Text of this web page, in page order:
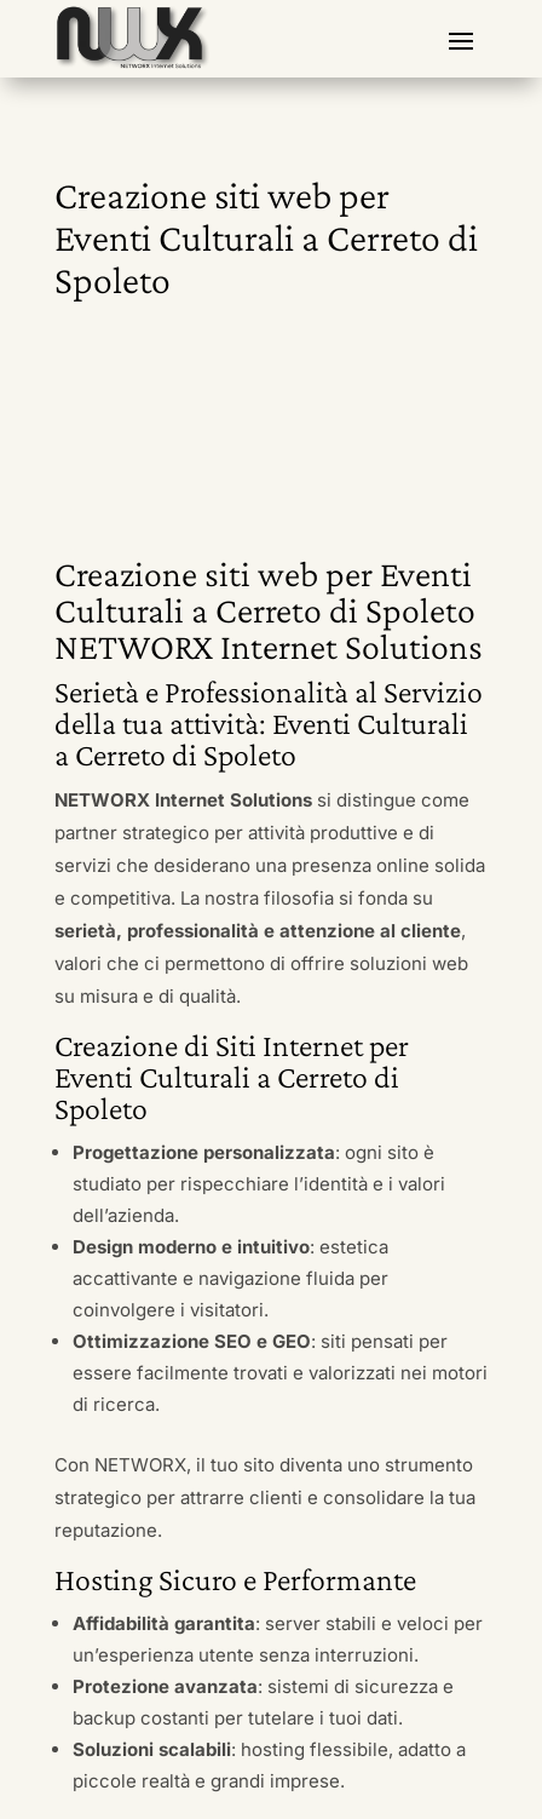
Creazione siti web per
Eventi Culturali a Cerreto di
Spoleto
Creazione siti web per Eventi
Culturali a Cerreto di Spoleto
NETWORX Internet Solutions
Serietà e Professionalità al Servizio
della tua attività: Eventi Culturali
a Cerreto di Spoleto
NETWORX Internet Solutionssi distingue come
partner strategico per attività produttive e di
servizi che desiderano una presenza online solida
e competitiva. La nostra filosofia si fonda su
serietà, professionalità e attenzione al cliente,
valori che ci permettono di offrire soluzioni web
su misura e di qualità.
Creazione di Siti Internet per
Eventi Culturali a Cerreto di
Spoleto
Progettazione personalizzata: ogni sito è
studiato per rispecchiare l’identità e i valori
dell’azienda.
Design moderno e intuitivo: estetica
accattivante e navigazione fluida per
coinvolgere i visitatori.
Ottimizzazione SEO e GEO: siti pensati per
essere facilmente trovati e valorizzati nei motori
di ricerca.
Con NETWORX, il tuo sito diventa uno strumento
strategico per attrarre clienti e consolidare la tua
reputazione.
Hosting Sicuro e Performante
Affidabilità garantita: server stabili e veloci per
un’esperienza utente senza interruzioni.
Protezione avanzata: sistemi di sicurezza e
backup costanti per tutelare i tuoi dati.
Soluzioni scalabili: hosting flessibile, adatto a
piccole realtà e grandi imprese.